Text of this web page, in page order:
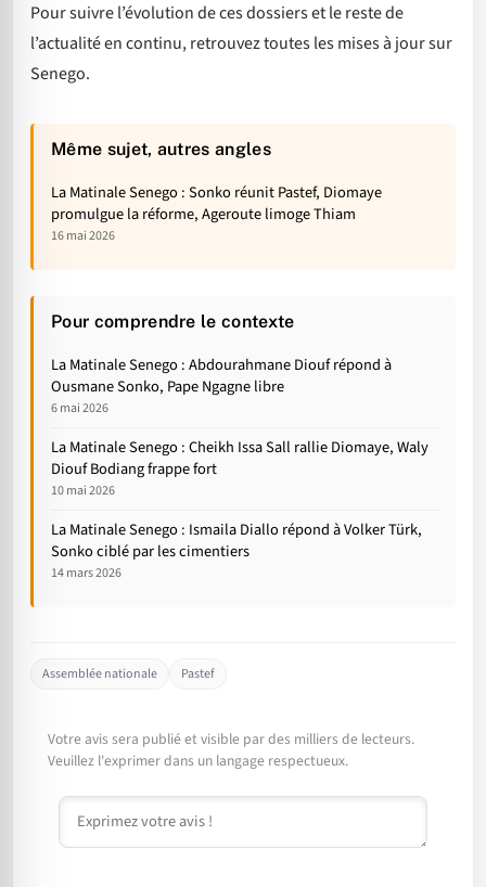
Pour suivre l’évolution de ces dossiers et le reste de
l’actualité en continu, retrouvez toutes les mises à jour sur
Senego.
Même sujet, autres angles
La Matinale Senego : Sonko réunit Pastef, Diomaye
promulgue la réforme, Ageroute limoge Thiam
16 mai 2026
Pour comprendre le contexte
La Matinale Senego : Abdourahmane Diouf répond à
Ousmane Sonko, Pape Ngagne libre
6 mai 2026
La Matinale Senego : Cheikh Issa Sall rallie Diomaye, Waly
Diouf Bodiang frappe fort
10 mai 2026
La Matinale Senego : Ismaila Diallo répond à Volker Türk,
Sonko ciblé par les cimentiers
14 mars 2026
Assemblée nationale Pastef
Votre avis sera publié et visible par des milliers de lecteurs.
Veuillez l'exprimer dans un langage respectueux.
Commentaire